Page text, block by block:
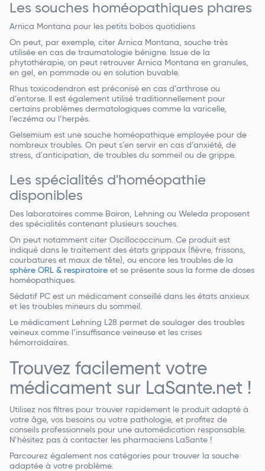
Les souches homéopathiques phares
Arnica Montana pour les petits bobos quotidiens
On peut, par exemple, citer Arnica Montana, souche très
utilisée en cas de traumatologie bénigne. Issue de la
phytothérapie, on peut retrouver Arnica Montana en granules,
en gel, en pommade ou en solution buvable.
Rhus toxicodendron est préconisé en cas d’arthrose ou
d’entorse. Il est également utilisé traditionnellement pour
certains problèmes dermatologiques comme la varicelle,
l’eczéma ou l’herpès.
Gelsemium est une souche homéopathique employée pour de
nombreux troubles. On peut s’en servir en cas d’anxiété, de
stress, d'anticipation, de troubles du sommeil ou de grippe.
Les spécialités d'homéopathie
disponibles
Des laboratoires comme Boiron, Lehning ou Weleda proposent
des spécialités contenant plusieurs souches.
On peut notamment citer Oscillococcinum. Ce produit est
indiqué dans le traitement des états grippaux (fièvre, frissons,
courbatures et maux de tête), ou encore les troubles de la
sphère ORL & respiratoire et se présente sous la forme de doses
homéopathiques.
Sédatif PC est un médicament conseillé dans les états anxieux
et les troubles mineurs du sommeil.
Le médicament Lehning L28 permet de soulager des troubles
veineux comme l’insuffisance veineuse et les crises
hémorroïdaires.
Trouvez facilement votre
médicament sur LaSante.net !
Utilisez nos filtres pour trouver rapidement le produit adapté à
votre âge, vos besoins ou votre pathologie, et profitez de
conseils professionnels pour une automédication responsable.
N’hésitez pas à contacter les pharmaciens LaSante !
Parcourez également nos catégories pour trouver la souche
adaptée à votre problème.